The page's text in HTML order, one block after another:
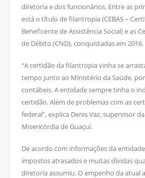
diretoria e dos funcionários. Entre as
está o título de filantropia (CEBAS –
Beneficente de Assistência Social) e as
de Débito (CND), conquistadas em 2016.
“A certidão da filantropia vinha se
tempo junto ao Ministério da Saúde,
contábeis. A entidade sempre tinha o
certidão. Além de problemas com as
federal”, explica Denis Vaz, supervisor
Misericórdia de Guaçuí.
De acordo com informações da
impostos atrasados e muitas dívidas
diretoria assumiu. O empenho da atual